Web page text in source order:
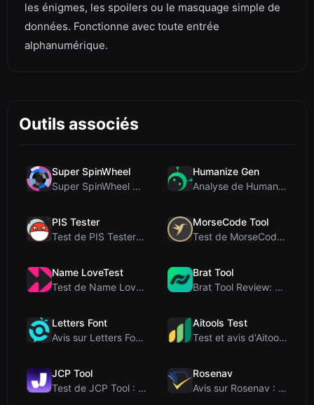
les énigmes, les spoilers ou le masquage simple de
données. Fonctionne avec toute entrée
alphanumérique.
Outils associés
Super SpinWheel
Super SpinWheel Review: A Privacy-First Free Wheel...
Humanize Gen
Analyse de Humanize Gen : Plongée au cœur de cet h...
PIS Tester
Test de PIS Tester : Le quiz d’amitié sans IA qui ...
MorseCode Tool
Test de MorseCode Tool : Convertisseur en ligne gr...
Name LoveTest
Test de Name LoveTest : un calculateur d'amour axé...
Brat Tool
Brat Tool Review: Free Charli XCX Style Brat Text ...
Letters Font
Avis sur Letters Font : Générateur gratuit de poli...
Aitools Test
Test et avis d'Aitools Test : un détecteur d'IA gr...
JCP Tool
Test de JCP Tool : Convertisseur de données côté c...
Rosenav
Avis sur Rosenav : Outil gratuit en ligne de vérif...